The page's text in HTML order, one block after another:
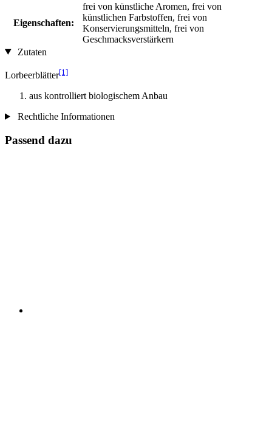
Eigenschaften:
frei von künstliche Aromen, frei von
künstlichen Farbstoffen, frei von
Konservierungsmitteln, frei von
Geschmacksverstärkern
Zutaten
Lorbeerblätter[1]
aus kontrolliert biologischem Anbau
Rechtliche Informationen
Passend dazu